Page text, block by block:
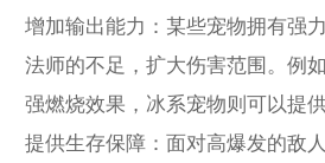
增加输出能力：某些宠物拥有强
法师的不足，扩大伤害范围。例
强燃烧效果，冰系宠物则可以提
提供生存保障：面对高爆发的敌